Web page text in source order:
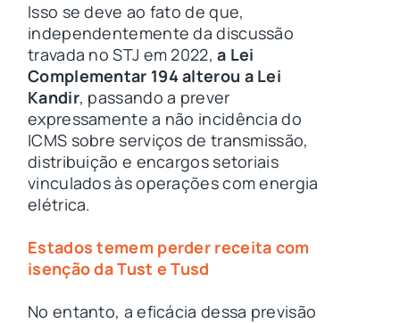
Isso se deve ao fato de que,
independentemente da discussão
travada no STJ em 2022,a Lei
Complementar 194 alterou a Lei
Kandir, passando a prever
expressamente a não incidência do
ICMS sobre serviços de transmissão,
distribuição e encargos setoriais
vinculados às operações com energia
elétrica.
Estados temem perder receita com
isenção da Tust e Tusd
No entanto, a eficácia dessa previsão